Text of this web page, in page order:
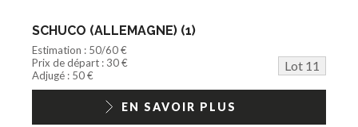
SCHUCO (ALLEMAGNE) (1)
Estimation : 50/60 €
Prix de départ : 30 €
Lot 11
Adjugé : 50 €
EN SAVOIR PLUS